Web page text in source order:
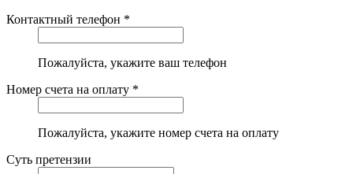
Контактный телефон *
Пожалуйста, укажите ваш телефон
Номер счета на оплату *
Пожалуйста, укажите номер счета на оплату
Суть претензии